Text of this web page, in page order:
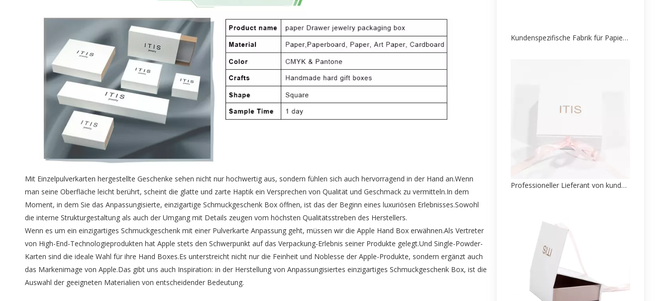
Mit Einzelpulverkarten hergestellte Geschenke sehen nicht nur hochwertig aus, sondern fühlen sich auch hervorragend in der Hand an.Wenn
man seine Oberfläche leicht berührt, scheint die glatte und zarte Haptik ein Versprechen von Qualität und Geschmack zu vermitteln.In dem
Moment, in dem Sie das Anpassungisierte, einzigartige Schmuckgeschenk Box öffnen, ist das der Beginn eines luxuriösen Erlebnisses.Sowohl
die interne Strukturgestaltung als auch der Umgang mit Details zeugen vom höchsten Qualitätsstreben des Herstellers.
Wenn es um ein einzigartiges Schmuckgeschenk mit einer Pulverkarte Anpassung geht, müssen wir die Apple Hand Box erwähnen.Als Vertreter
von High-End-Technologieprodukten hat Apple stets den Schwerpunkt auf das Verpackung-Erlebnis seiner Produkte gelegt.Und Single-Powder-
Karten sind die ideale Wahl für ihre Hand Boxes.Es unterstreicht nicht nur die Feinheit und Noblesse der Apple-Produkte, sondern ergänzt auch
das Markenimage von Apple.Das gibt uns auch Inspiration: in der Herstellung von Anpassungisiertes einzigartiges Schmuckgeschenk Box, ist die
Auswahl der geeigneten Materialien von entscheidender Bedeutung.
Kundenspezifische Fabrik für Papierverpackungen für Schmuckschatullen
Professioneller Lieferant von kundenspezifischen Verpackungen für Schmuckpapierschachteln